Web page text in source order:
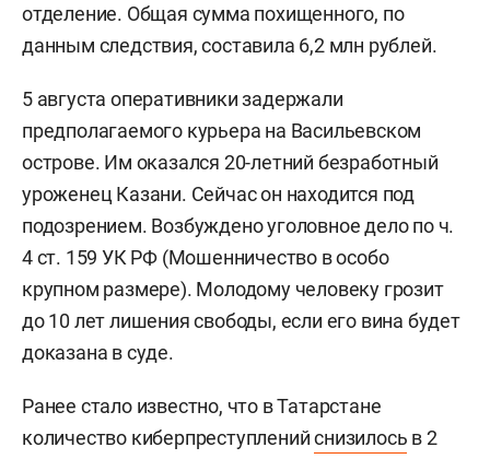
отделение. Общая сумма похищенного, по
данным следствия, составила 6,2 млн рублей.
5 августа оперативники задержали
предполагаемого курьера на Васильевском
острове. Им оказался 20-летний безработный
уроженец Казани. Сейчас он находится под
подозрением. Возбуждено уголовное дело по ч.
4 ст. 159 УК РФ (Мошенничество в особо
крупном размере). Молодому человеку грозит
до 10 лет лишения свободы, если его вина будет
доказана в суде.
Ранее стало известно, что в Татарстане
количество киберпреступленийснизилось в 2